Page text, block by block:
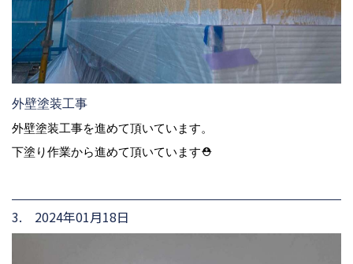
外壁塗装工事
外壁塗装工事を進めて頂いています。
下塗り作業から進めて頂いています⛑
3. 2024年01月18日